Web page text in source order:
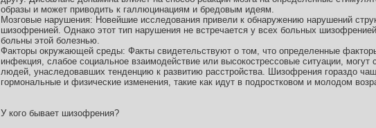
образы и может приводить к галлюцинациям и бредовым идеям.
Мозговые нарушения: Новейшие исследования привели к обнаружению нарушений
шизофренией. Однако этот тип нарушения не встречается у всех больных
больны этой болезнью.
Факторы окружающей среды: Факты свидетельствуют о том, что определенные
инфекция, слабое социальное взаимодействие или высокострессовые ситуации,
людей, унаследовавших тенденцию к развитию расстройства. Шизофрения гораздо
гормональные и физические изменения, такие как идут в подростковом и молодом
У кого бывает шизофрения?